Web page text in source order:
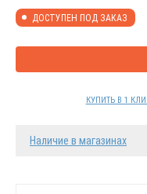
ДОСТУПЕН ПОД ЗАКАЗ
КУПИТЬ В 1
Наличие в магазинах